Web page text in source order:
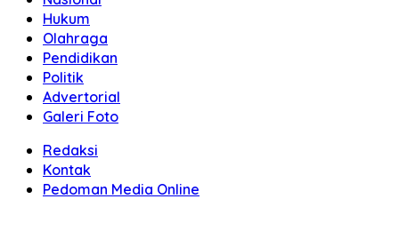
Hukum
Olahraga
Pendidikan
Politik
Advertorial
Galeri Foto
Redaksi
Kontak
Pedoman Media Online